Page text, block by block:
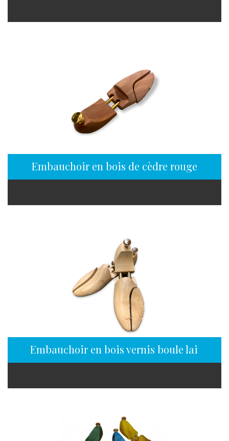
Embauchoir en bois de cèdre rouge
Embauchoir en bois vernis boule laiton